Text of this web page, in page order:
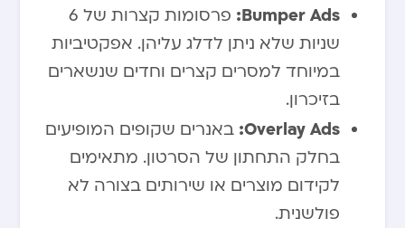
Bumper Ads:
פרסומות קצרות של 6
שניות שלא ניתן לדלג עליהן. אפקטיביות
במיוחד למסרים קצרים וחדים שנשארים
בזיכרון.
Overlay Ads: באנרים שקופים המופיעים
בחלק התחתון של הסרטון. מתאימים
לקידום מוצרים או שירותים בצורה לא
פולשנית.